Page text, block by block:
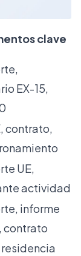
clave
EX-15,
contrato,
UE,
actividad
informe
contrato